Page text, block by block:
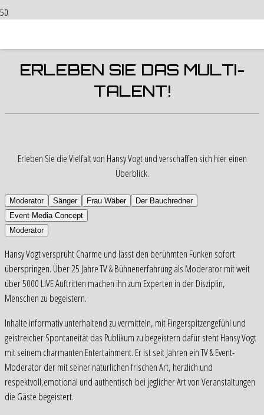
ERLEBEN SIE DAS MULTI-
TALENT!
Erleben Sie die Vielfalt von Hansy Vogt und verschaffen sich hier einen
Überblick.
Moderator Sänger Frau Wäber
Der Bauchredner
Event Media Concept
Moderator
Hansy Vogt versprüht Charme und lässt den berühmten Funken sofort
überspringen. Über 25 Jahre TV & Bühnenerfahrung als Moderator mit weit
über 5000 LIVE Auftritten machen ihn zum Experten in der Disziplin,
Menschen zu begeistern.
Inhalte informativ unterhaltend zu vermitteln, mit Fingerspitzengefühl und
geistreicher Spontaneität das Publikum zu begeistern dafür steht Hansy Vogt
mit seinem charmanten Entertainment. Er ist seit Jahren ein TV & Event-
Moderator der mit seiner natürlichen frischen Art, herzlich und
respektvoll,emotional und authentisch bei jeglicher Art von Veranstaltungen
die Gäste begeistert.